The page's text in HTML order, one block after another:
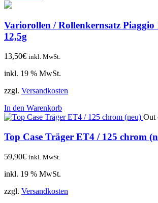
Variorollen / Rollenkernsatz Piaggio
12,5g
13,50€ inkl. MwSt.
inkl. 19 % MwSt.
zzgl. Versandkosten
In den Warenkorb
Out
Top Case Träger ET4 / 125 chrom
59,90€ inkl. MwSt.
inkl. 19 % MwSt.
zzgl. Versandkosten